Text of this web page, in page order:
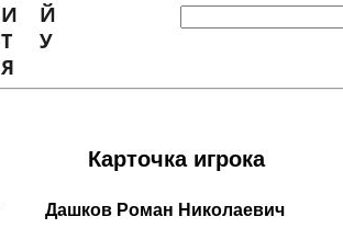
И
Й
Т
У
Я
Карточка игрока
Дашков Роман Николаевич